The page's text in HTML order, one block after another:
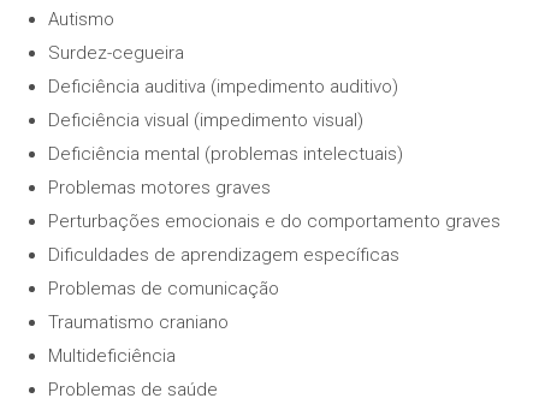
Autismo
Surdez-cegueira
Deficiência auditiva (impedimento auditivo)
Deficiência visual (impedimento visual)
Deficiência mental (problemas intelectuais)
Problemas motores graves
Perturbações emocionais e do comportamento graves
Dificuldades de aprendizagem específicas
Problemas de comunicação
Traumatismo craniano
Multideficiência
Problemas de saúde